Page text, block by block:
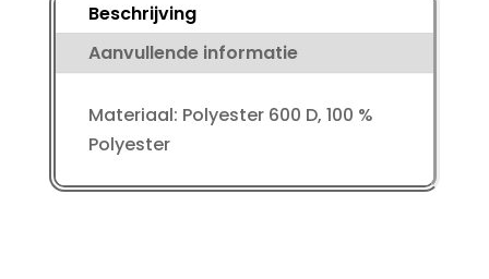
Beschrijving
Aanvullende informatie
Materiaal: Polyester 600 D, 100 %
Polyester